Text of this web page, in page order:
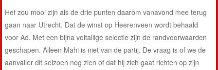
Het zou mooi zijn als de drie punten daarom vanavond mee terug
gaan naar Utrecht. Dat de winst op Heerenveen wordt behaald
voor Ad. Met een bijna voltallige selectie zijn de randvoorwaarden
geschapen. Alleen Mahi is niet van de partij. De vraag is of we de
aanvaller dit seizoen nog zien of dat hij zich gaat richten op zijn